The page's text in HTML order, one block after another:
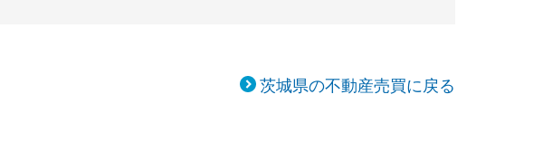
茨城県の不動産売買に戻る